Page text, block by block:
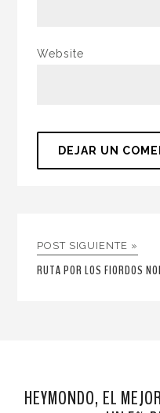
Website
POST SIGUIENTE »
RUTA POR LOS FIORDOS
HEYMONDO, EL